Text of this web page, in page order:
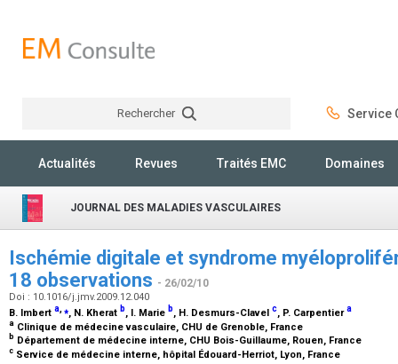
Rechercher Service
Actualités Revues Traités EMC Domaines
JOURNAL DES MALADIES VASCULAIRES
Ischémie digitale et syndrome
18 observations - 26/02/10
Doi : 10.1016/j.jmv.2009.12.040
B. Imbert a ⁎, N. Kherat b, I. Marie b, H. Desmurs-Clavel c, P. Carpentiera
a Clinique de médecine vasculaire, CHU de Grenoble, France
b Département de médecine interne, CHU Bois-Guillaume, Rouen, France
c Service de médecine interne, hôpital Édouard-Herriot, Lyon, France